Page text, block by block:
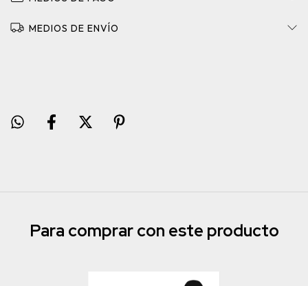
MEDIOS DE ENVÍO
Para comprar con este producto